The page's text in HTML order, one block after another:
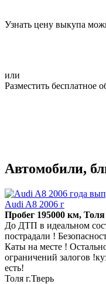
Узнать цену выкупа
или
Разместить бесплатное
Автомобили,
Audi A8 2006 г
Пробег 195000 км, Толя
До ДТП в идеальном
пострадали !
Каты на месте !
ограничений залогов
есть!
Толя г.Тверь